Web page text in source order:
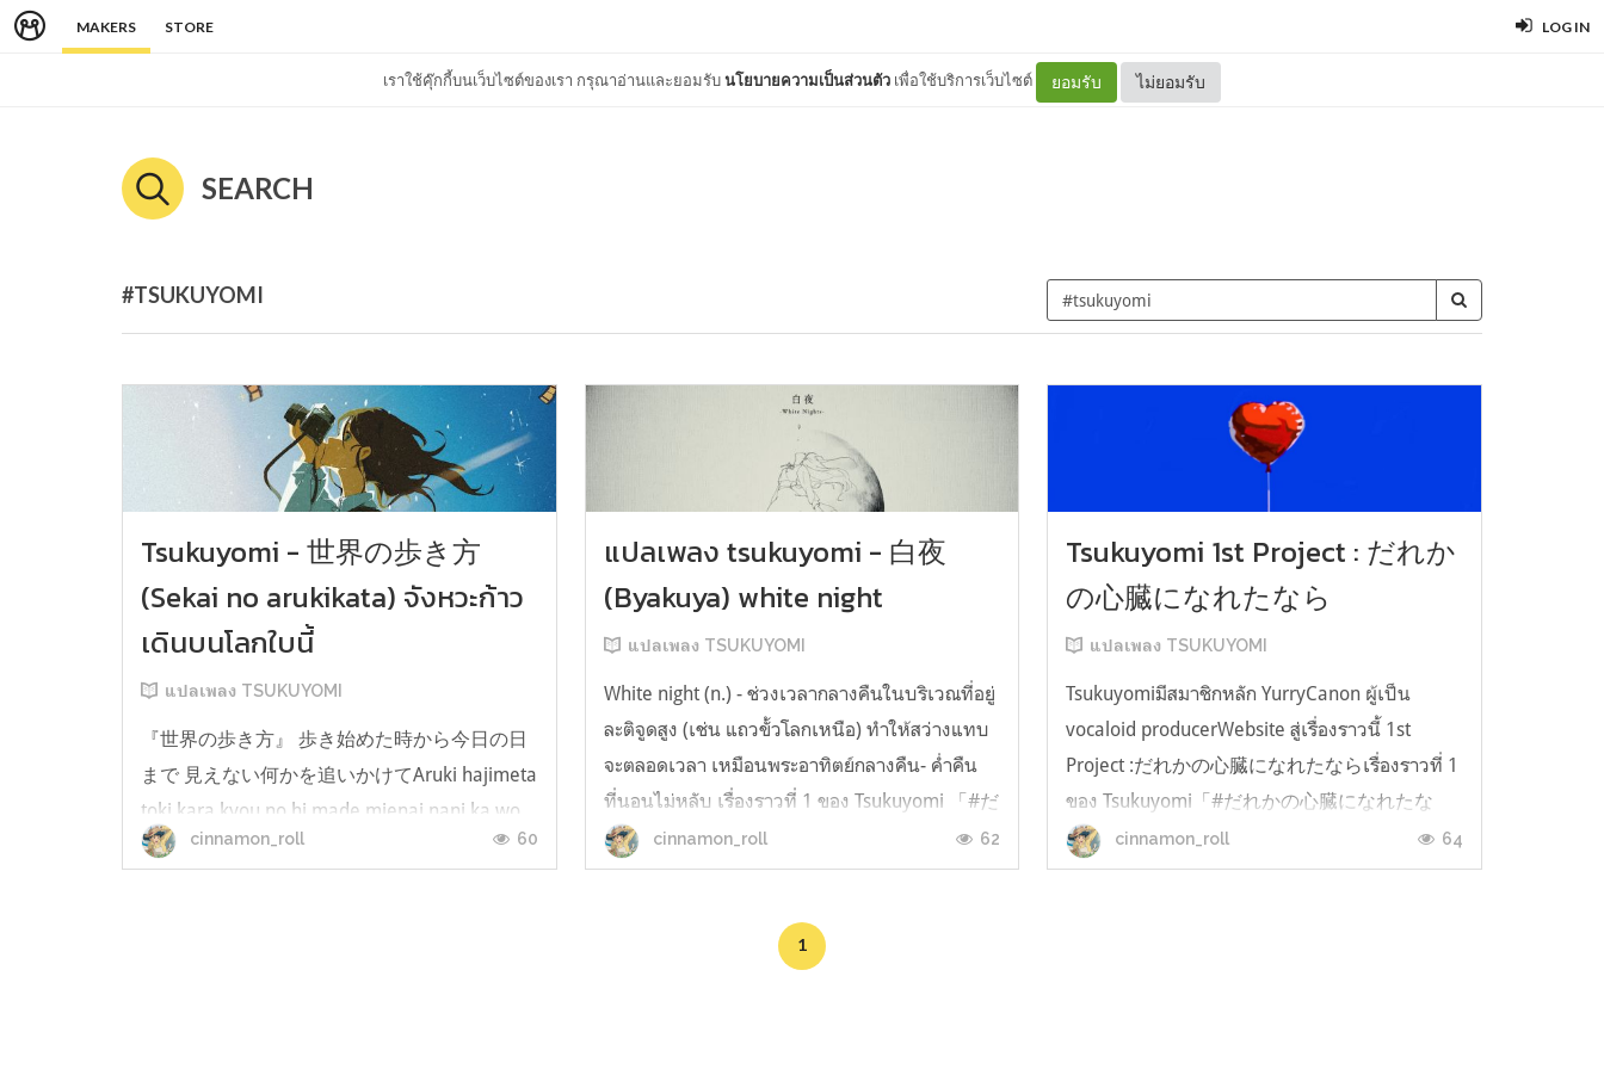
MAKERS STORE LOG IN
เราใช้คุ๊กกี้บนเว็บไซต์ของเรา กรุณาอ่านและยอมรับนโยบายความเป็นส่วนตัว เพื่อใช้บริการเว็บไซต์ ยอมรับ ไม่ยอมรับ
SEARCH
#TSUKUYOMI
Tsukuyomi - 世界の歩き方
(Sekai no arukikata) จังหวะก้าว
เดินบนโลกใบนี้
แปลเพลง TSUKUYOMI
『世界の歩き方』 歩き始めた時から今日の日
まで 見えない何かを追いかけてAruki hajimeta
toki kara kyou no hi made mienai nani ka wo
oikaketeตั้งแต่เริ่มก้าวเดินจนมาถึงวันนี้ ก็ใช้ชีวิต
cinnamon_roll 60
แปลเพลง tsukuyomi - 白夜
(Byakuya) white night
แปลเพลง TSUKUYOMI
White night (n.) - ช่วงเวลากลางคืนในบริเวณที่อยู่
ละติจูดสูง (เช่น แถวขั้วโลกเหนือ) ทำให้สว่างแทบ
จะตลอดเวลา เหมือนพระอาทิตย์กลางคืน- ค่ำคืน
ที่นอนไม่หลับ เรื่องราวที่ 1 ของ Tsukuyomi 「#だ
れかの心臓になれたなら 」: ถ้าหากได้กลายเป็น
ดวงใจของใครสักคน ซึ่งบอกเล่าเรื่องราวระหว่าง
cinnamon_roll 62
Tsukuyomi 1st Project : だれか
の心臓になれたなら
แปลเพลง TSUKUYOMI
Tsukuyomiมีสมาชิกหลัก YurryCanon ผู้เป็น
vocaloid producerWebsite สู่เรื่องราวนี้ 1st
Project :だれかの心臓になれたならเรื่องราวที่ 1
ของ Tsukuyomi「#だれかの心臓になれたな
ら」: ถ้าหากได้กลายเป็นดวงใจของใครสักคน ซึ่ง
บอกเล่าเรื่องราวระหว่าง ยูมะ และ ริโนะ โดยมีการ
cinnamon_roll 64
1